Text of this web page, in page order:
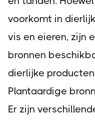
voorkomt in
vis en eieren, zijn
bronnen
dierlijke
Plantaardige
Er zijn